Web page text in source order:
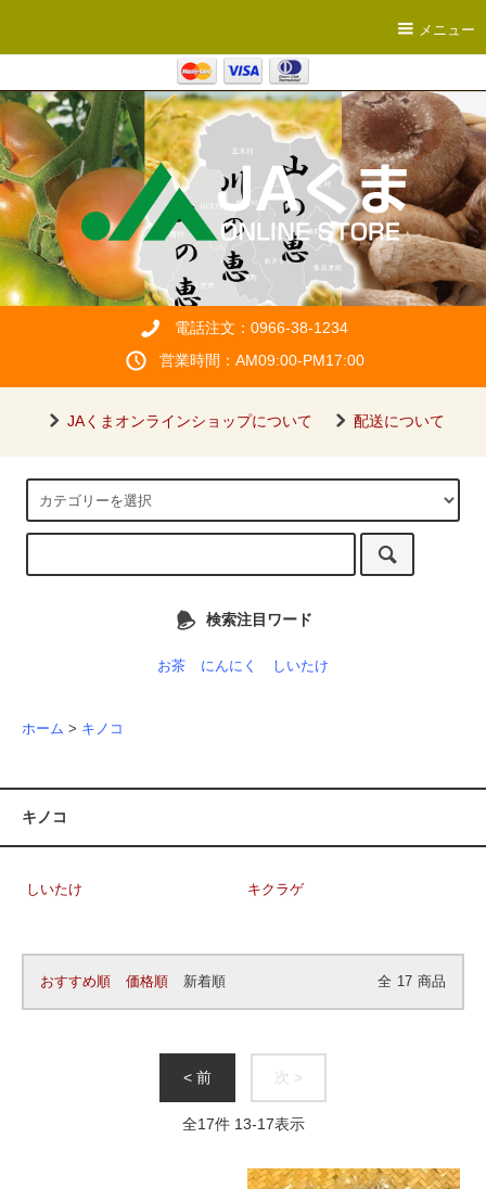
メニュー
電話注文：0966-38-1234
営業時間：AM09:00-PM17:00
JAくまオンラインショップについて 配送について
検索注目ワード
お茶 にんにく しいたけ
ホーム > キノコ
キノコ
しいたけ キクラゲ
おすすめ順 価格順 新着順 全 17 商品
< 前 次 >
全17件 13-17表示